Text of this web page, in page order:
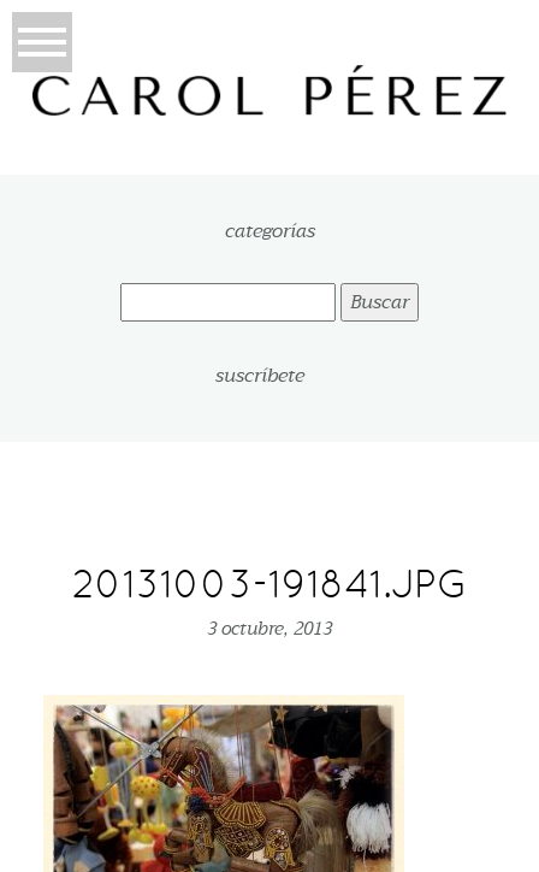
categorías
Buscar:
suscríbete
20131003-191841.JPG
3 octubre, 2013